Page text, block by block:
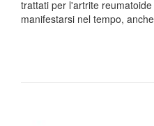
trattati per l'artrite
manifestarsi nel tempo,